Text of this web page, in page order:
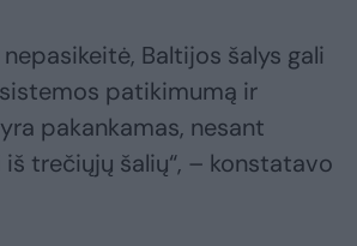
nepasikeitė, Baltijos šalys gali
patikimumą ir
pakankamas, nesant
trečiųjų šalių“, – konstatavo